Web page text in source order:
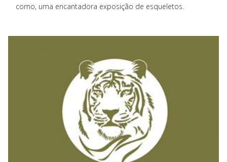
como, uma encantadora exposição de esqueletos.